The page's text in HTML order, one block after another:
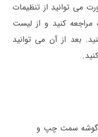
می توانید از تنظیمات
مراجعه کنید و از لیست
بعد از آن می توانید
گوشه سمت چپ و